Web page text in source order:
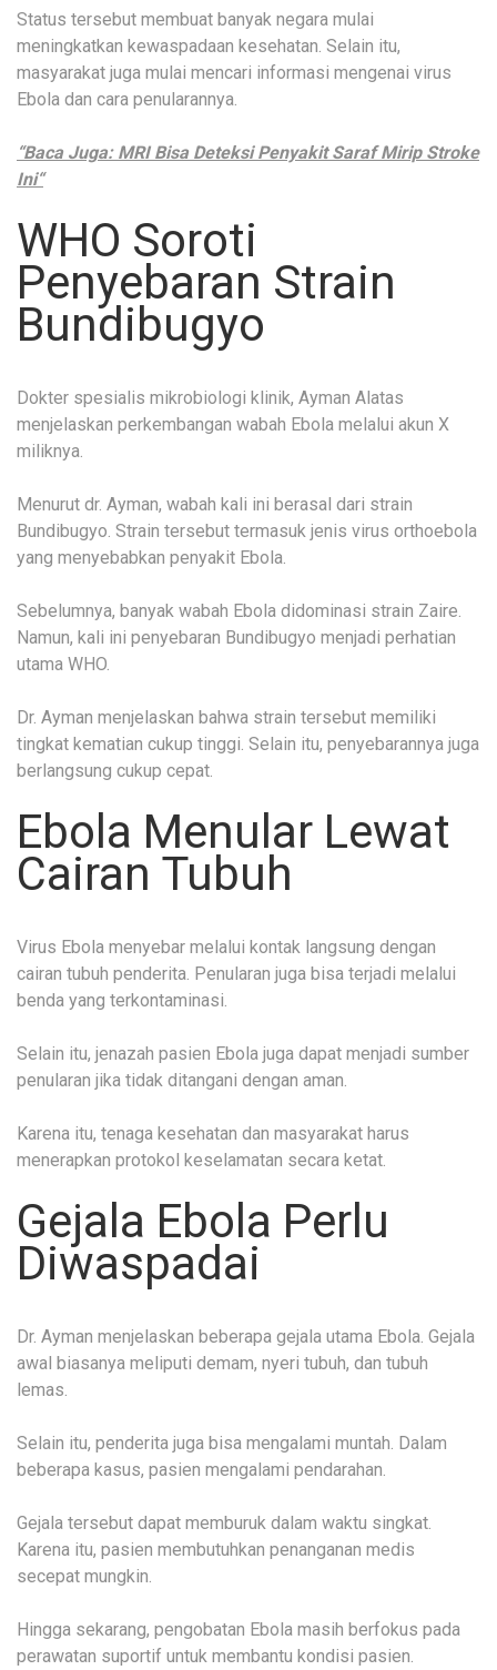
Status tersebut membuat banyak negara mulai
meningkatkan kewaspadaan kesehatan. Selain itu,
masyarakat juga mulai mencari informasi mengenai virus
Ebola dan cara penularannya.
“Baca Juga: MRI Bisa Deteksi Penyakit Saraf Mirip Stroke
Ini“
WHO Soroti
Penyebaran Strain
Bundibugyo
Dokter spesialis mikrobiologi klinik, Ayman Alatas
menjelaskan perkembangan wabah Ebola melalui akun X
miliknya.
Menurut dr. Ayman, wabah kali ini berasal dari strain
Bundibugyo. Strain tersebut termasuk jenis virus orthoebola
yang menyebabkan penyakit Ebola.
Sebelumnya, banyak wabah Ebola didominasi strain Zaire.
Namun, kali ini penyebaran Bundibugyo menjadi perhatian
utama WHO.
Dr. Ayman menjelaskan bahwa strain tersebut memiliki
tingkat kematian cukup tinggi. Selain itu, penyebarannya juga
berlangsung cukup cepat.
Ebola Menular Lewat
Cairan Tubuh
Virus Ebola menyebar melalui kontak langsung dengan
cairan tubuh penderita. Penularan juga bisa terjadi melalui
benda yang terkontaminasi.
Selain itu, jenazah pasien Ebola juga dapat menjadi sumber
penularan jika tidak ditangani dengan aman.
Karena itu, tenaga kesehatan dan masyarakat harus
menerapkan protokol keselamatan secara ketat.
Gejala Ebola Perlu
Diwaspadai
Dr. Ayman menjelaskan beberapa gejala utama Ebola. Gejala
awal biasanya meliputi demam, nyeri tubuh, dan tubuh
lemas.
Selain itu, penderita juga bisa mengalami muntah. Dalam
beberapa kasus, pasien mengalami pendarahan.
Gejala tersebut dapat memburuk dalam waktu singkat.
Karena itu, pasien membutuhkan penanganan medis
secepat mungkin.
Hingga sekarang, pengobatan Ebola masih berfokus pada
perawatan suportif untuk membantu kondisi pasien.